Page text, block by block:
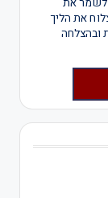
את הליך
ובהצלחה